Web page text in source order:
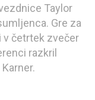
Taylor
Gre za
v četrtek zvečer
razkril